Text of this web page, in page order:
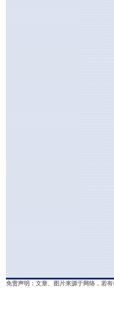
免责声明：文章、图片来源于网络，若